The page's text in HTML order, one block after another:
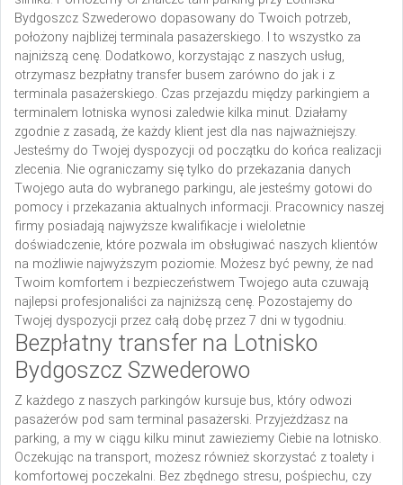
Bydgoszcz Szwederowo dopasowany do Twoich potrzeb,
położony najbliżej terminala pasażerskiego. I to wszystko za
najniższą cenę. Dodatkowo, korzystając z naszych usług,
otrzymasz bezpłatny transfer busem zarówno do jak i z
terminala pasażerskiego. Czas przejazdu między parkingiem a
terminalem lotniska wynosi zaledwie kilka minut. Działamy
zgodnie z zasadą, że każdy klient jest dla nas najważniejszy.
Jesteśmy do Twojej dyspozycji od początku do końca realizacji
zlecenia. Nie ograniczamy się tylko do przekazania danych
Twojego auta do wybranego parkingu, ale jesteśmy gotowi do
pomocy i przekazania aktualnych informacji. Pracownicy naszej
firmy posiadają najwyższe kwalifikacje i wieloletnie
doświadczenie, które pozwala im obsługiwać naszych klientów
na możliwie najwyższym poziomie. Możesz być pewny, że nad
Twoim komfortem i bezpieczeństwem Twojego auta czuwają
najlepsi profesjonaliści za najniższą cenę. Pozostajemy do
Twojej dyspozycji przez całą dobę przez 7 dni w tygodniu.
Bezpłatny transfer na Lotnisko
Bydgoszcz Szwederowo
Z każdego z naszych parkingów kursuje bus, który odwozi
pasażerów pod sam terminal pasażerski. Przyjeżdżasz na
parking, a my w ciągu kilku minut zawieziemy Ciebie na lotnisko.
Oczekując na transport, możesz również skorzystać z toalety i
komfortowej poczekalni. Bez zbędnego stresu, pośpiechu, czy